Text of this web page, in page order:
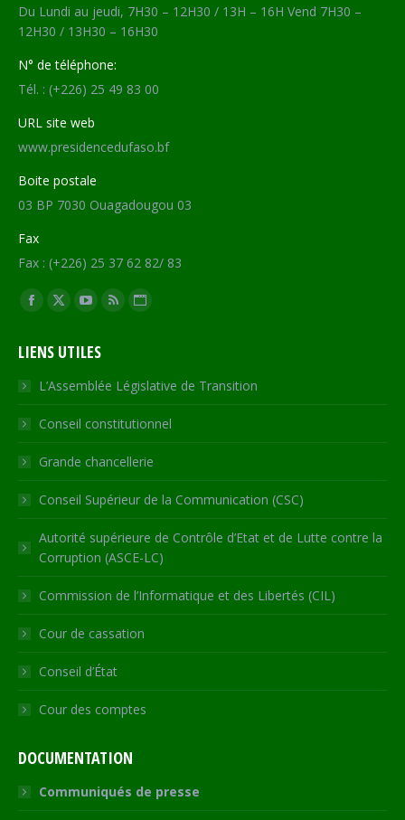
Du Lundi au jeudi, 7H30 – 12H30 / 13H – 16H Vend 7H30 –
12H30 / 13H30 – 16H30
N° de téléphone:
Tél. : (+226) 25 49 83 00
URL site web
www.presidencedufaso.bf
Boite postale
03 BP 7030 Ouagadougou 03
Fax
Fax : (+226) 25 37 62 82/ 83
Trouvez nous sur :
Facebook
opens
in
new
window
X
opens
in
new
window
YouTube
opens
in
new
window
RSS
in
new
window
Site
opens
in
new
LIENS UTILES
L’Assemblée Législative de Transition
Conseil constitutionnel
Grande chancellerie
Conseil Supérieur de la Communication (CSC)
Autorité supérieure de Contrôle d’Etat et de Lutte contre la
Corruption (ASCE-LC)
Commission de l’Informatique et des Libertés (CIL)
Cour de cassation
Conseil d’État
Cour des comptes
DOCUMENTATION
Communiqués de presse